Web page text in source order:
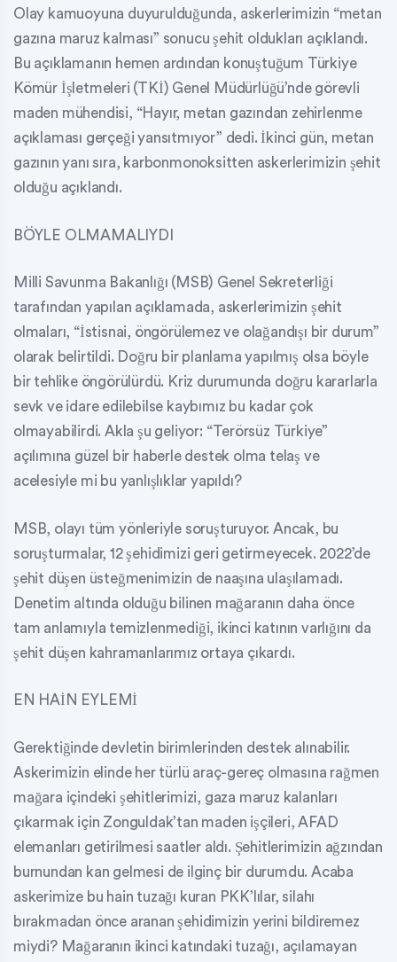
Olay kamuoyuna duyurulduğunda, askerlerimizin “metan
gazına maruz kalması” sonucu şehit oldukları açıklandı.
Bu açıklamanın hemen ardından konuştuğum Türkiye
Kömür İşletmeleri (TKİ) Genel Müdürlüğü’nde görevli
maden mühendisi, “Hayır, metan gazından zehirlenme
açıklaması gerçeği yansıtmıyor” dedi. İkinci gün, metan
gazının yanı sıra, karbonmonoksitten askerlerimizin şehit
olduğu açıklandı.
BÖYLE OLMAMALIYDI
Milli Savunma Bakanlığı (MSB) Genel Sekreterliği
tarafından yapılan açıklamada, askerlerimizin şehit
olmaları, “İstisnai, öngörülemez ve olağandışı bir durum”
olarak belirtildi. Doğru bir planlama yapılmış olsa böyle
bir tehlike öngörülürdü. Kriz durumunda doğru kararlarla
sevk ve idare edilebilse kaybımız bu kadar çok
olmayabilirdi. Akla şu geliyor: “Terörsüz Türkiye”
açılımına güzel bir haberle destek olma telaş ve
acelesiyle mi bu yanlışlıklar yapıldı?
MSB, olayı tüm yönleriyle soruşturuyor. Ancak, bu
soruşturmalar, 12 şehidimizi geri getirmeyecek. 2022’de
şehit düşen üsteğmenimizin de naaşına ulaşılamadı.
Denetim altında olduğu bilinen mağaranın daha önce
tam anlamıyla temizlenmediği, ikinci katının varlığını da
şehit düşen kahramanlarımız ortaya çıkardı.
EN HAİN EYLEMİ
Gerektiğinde devletin birimlerinden destek alınabilir.
Askerimizin elinde her türlü araç-gereç olmasına rağmen
mağara içindeki şehitlerimizi, gaza maruz kalanları
çıkarmak için Zonguldak’tan maden işçileri, AFAD
elemanları getirilmesi saatler aldı. Şehitlerimizin ağzından
burnundan kan gelmesi de ilginç bir durumdu. Acaba
askerimize bu hain tuzağı kuran PKK’lılar, silahı
bırakmadan önce aranan şehidimizin yerini bildiremez
miydi? Mağaranın ikinci katındaki tuzağı, açılamayan